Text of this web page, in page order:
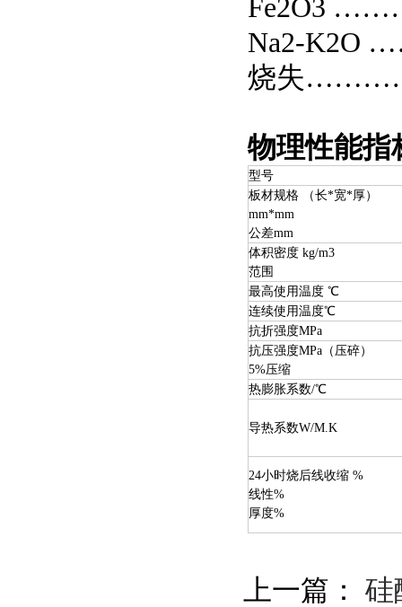
Fe2O3
Na2-K2O
烧失
物理性能指
型号
板材规格 （长*宽*厚）
mm*mm
公差mm
体积密度 kg/m3
范围
最高使用温度 ℃
连续使用温度℃
抗折强度MPa
抗压强度MPa（压碎
5%压缩
热膨胀系数/℃
导热系数W/M.K
24小时烧后线收缩 %
线性%
厚度%
上一篇：
硅